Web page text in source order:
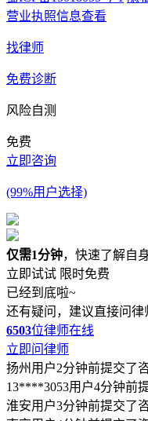
营业执照信息查看
找律师
免费诊断
风险自测
免费
立即咨询
(99%用户选择)
仅需1分钟，快速了解自
立即试试 限时免费
已经到底啦~
还有疑问，建议直接问律
6503位律师在线
立即问律师
扬州用户2分钟前提交了
13****3053用户4分钟前
淮安用户3分钟前提交了